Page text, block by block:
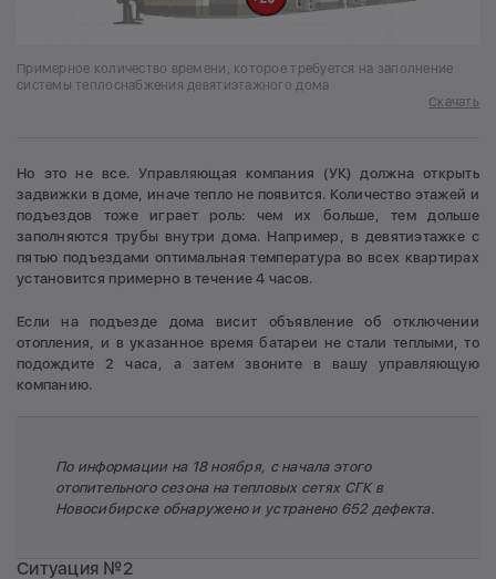
Примерное количество времени, которое требуется на заполнение
системы теплоснабжения девятиэтажного дома
Скачать
Но это не все. Управляющая компания (УК) должна открыть
задвижки в доме, иначе тепло не появится. Количество этажей и
подъездов тоже играет роль: чем их больше, тем дольше
заполняются трубы внутри дома. Например, в девятиэтажке с
пятью подъездами оптимальная температура во всех квартирах
установится примерно в течение 4 часов.
Если на подъезде дома висит объявление об отключении
отопления, и в указанное время батареи не стали теплыми, то
подождите 2 часа, а затем звоните в вашу управляющую
компанию.
По информации на 18 ноября, с начала этого
отопительного сезона на тепловых сетях СГК в
Новосибирске обнаружено и устранено 652 дефекта.
Ситуация №2